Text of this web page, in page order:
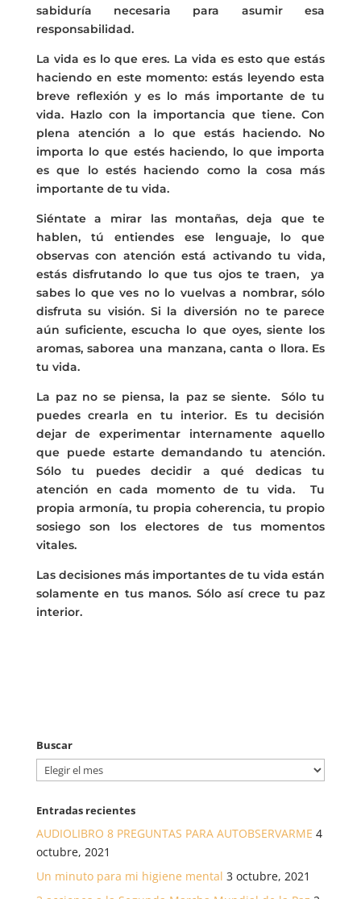
sabiduría necesaria para asumir esa
responsabilidad.
La vida es lo que eres. La vida es esto que estás
haciendo en este momento: estás leyendo esta
breve reflexión y es lo más importante de tu
vida. Hazlo con la importancia que tiene. Con
plena atención a lo que estás haciendo. No
importa lo que estés haciendo, lo que importa
es que lo estés haciendo como la cosa más
importante de tu vida.
Siéntate a mirar las montañas, deja que te
hablen, tú entiendes ese lenguaje, lo que
observas con atención está activando tu vida,
estás disfrutando lo que tus ojos te traen, ya
sabes lo que ves no lo vuelvas a nombrar, sólo
disfruta su visión. Si la diversión no te parece
aún suficiente, escucha lo que oyes, siente los
aromas, saborea una manzana, canta o llora. Es
tu vida.
La paz no se piensa, la paz se siente. Sólo tu
puedes crearla en tu interior. Es tu decisión
dejar de experimentar internamente aquello
que puede estarte demandando tu atención.
Sólo tu puedes decidir a qué dedicas tu
atención en cada momento de tu vida. Tu
propia armonía, tu propia coherencia, tu propio
sosiego son los electores de tus momentos
vitales.
Las decisiones más importantes de tu vida están
solamente en tus manos. Sólo así crece tu paz
interior.
Buscar
Buscar
Entradas recientes
AUDIOLIBRO 8 PREGUNTAS PARA AUTOBSERVARME 4
octubre, 2021
Un minuto para mi higiene mental 3 octubre, 2021